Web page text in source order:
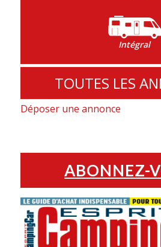
Intégral
TOUTES LES
Déposer une annonce
ABONNEZ-